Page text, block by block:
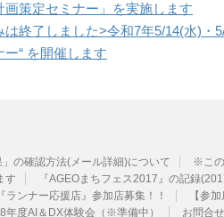
画策定セミナー」を実施します
終了しました>令和7年5/14(水)・
“ を開催します
の確認方法(メール詳細)について
※この
す
『AGEOまちフェス2017』の記録
ランナー応援店』参加店募集！！
【参
年度AI＆DX体験会（※準備中）
お問合せ